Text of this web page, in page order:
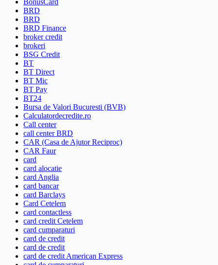
BRD
BRD
BRD Finance
broker credit
brokeri
BSG Credit
BT
BT Direct
BT Mic
BT Pay
BT24
Bursa de Valori Bucuresti (BVB)
Calculatordecredite.ro
Call center
call center BRD
CAR (Casa de Ajutor Reciproc)
CAR Faur
card
card alocatie
card Anglia
card bancar
card Barclays
Card Cetelem
card contactless
card credit Cetelem
card cumparaturi
card de credit
card de credit
card de credit American Express